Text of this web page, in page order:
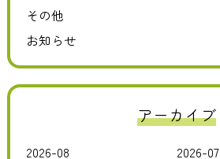
その他
お知らせ
アーカイブ
2026-08 2026-07